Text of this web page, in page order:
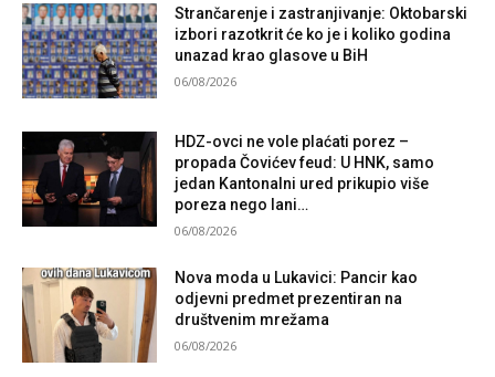
Strančarenje i zastranjivanje: Oktobarski
izbori razotkrit će ko je i koliko godina
unazad krao glasove u BiH
06/08/2026
HDZ-ovci ne vole plaćati porez –
propada Čovićev feud: U HNK, samo
jedan Kantonalni ured prikupio više
poreza nego lani…
06/08/2026
Nova moda u Lukavici: Pancir kao
odjevni predmet prezentiran na
društvenim mrežama
06/08/2026